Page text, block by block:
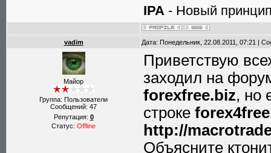
IPA - Новый
vadim Дата: Понедельник, 22.08.2011, 07:21 |
Майор
Группа: Пользователи
Сообщений: 47
Репутация: 0
Статус: Offline
Приветствую
заходил на
forexfree.biz, но
строке
http://
Объясните